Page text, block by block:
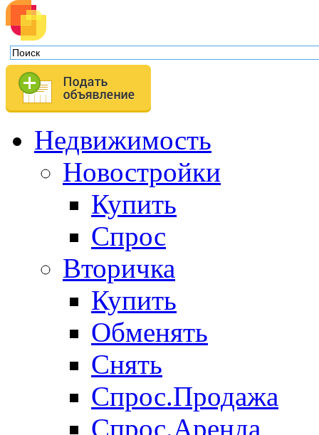
Недвижимость
Новостройки
Купить
Спрос
Вторичка
Купить
Обменять
Снять
Спрос.Продажа
Спрос.Аренда